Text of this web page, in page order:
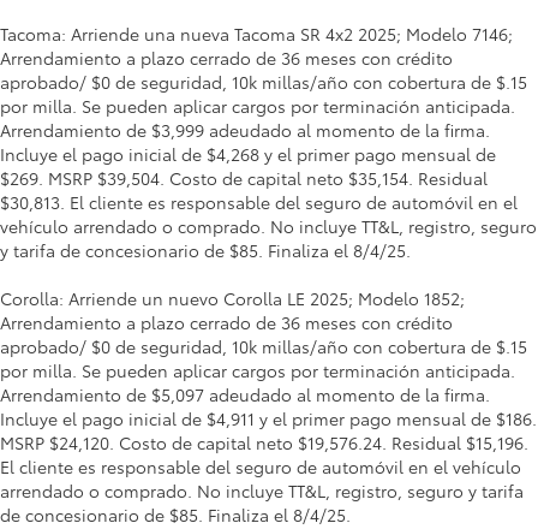
Tacoma: Arriende una nueva Tacoma SR 4x2 2025; Modelo 7146;
Arrendamiento a plazo cerrado de 36 meses con crédito
aprobado/ $0 de seguridad, 10k millas/año con cobertura de $.15
por milla. Se pueden aplicar cargos por terminación anticipada.
Arrendamiento de $3,999 adeudado al momento de la firma.
Incluye el pago inicial de $4,268 y el primer pago mensual de
$269. MSRP $39,504. Costo de capital neto $35,154. Residual
$30,813. El cliente es responsable del seguro de automóvil en el
vehículo arrendado o comprado. No incluye TT&L, registro, seguro
y tarifa de concesionario de $85. Finaliza el 8/4/25.
Corolla: Arriende un nuevo Corolla LE 2025; Modelo 1852;
Arrendamiento a plazo cerrado de 36 meses con crédito
aprobado/ $0 de seguridad, 10k millas/año con cobertura de $.15
por milla. Se pueden aplicar cargos por terminación anticipada.
Arrendamiento de $5,097 adeudado al momento de la firma.
Incluye el pago inicial de $4,911 y el primer pago mensual de $186.
MSRP $24,120. Costo de capital neto $19,576.24. Residual $15,196.
El cliente es responsable del seguro de automóvil en el vehículo
arrendado o comprado. No incluye TT&L, registro, seguro y tarifa
de concesionario de $85. Finaliza el 8/4/25.